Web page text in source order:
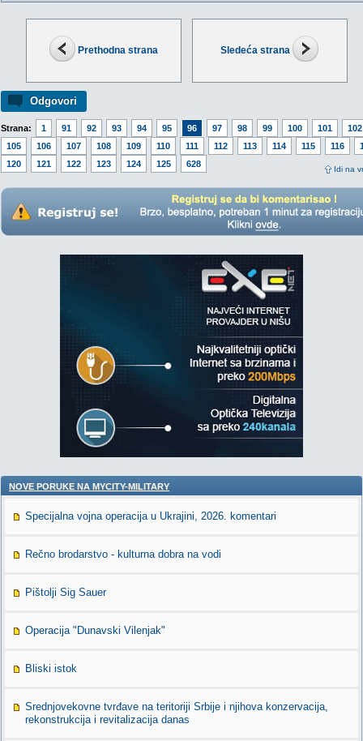
Prethodna strana Sledeća strana
Odgovori
Strana: 1 91 92 93 94 95 96 97 98 99 100 101
102
105
106 107 108 109 110 111 112 113 114 115 116
120
121 122 123 124 125 628
Idi na
NOVE PORUKE NA MYCITY-MILITARY
Specijalna vojna operacija u Ukrajini, 2026. komentari
Rečno brodarstvo - kulturna dobra na vodi
Pištolji Sig Sauer
Operacija "Dunavski Vilenjak"
Bliski istok
Srednjovekovne tvrđave na teritoriji Srbije i njihova konzervacija,
rekonstrukcija i revitalizacija danas